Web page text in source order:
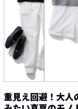
重見え回避！大人